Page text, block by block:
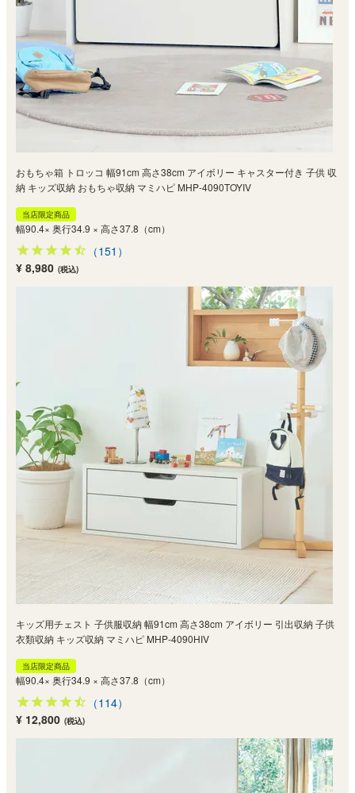
おもちゃ箱 トロッコ 幅91cm 高さ38cm アイボリー キャスター付き 子供 収
納 キッズ収納 おもちゃ収納 マミハピ MHP-4090TOYIV
当店限定商品
幅90.4× 奥行34.9 × 高さ37.8（cm）
（151）
¥ 8,980 (税込)
キッズ用チェスト 子供服収納 幅91cm 高さ38cm アイボリー 引出収納 子供
衣類収納 キッズ収納 マミハピ MHP-4090HIV
当店限定商品
幅90.4× 奥行34.9 × 高さ37.8（cm）
（114）
¥ 12,800 (税込)